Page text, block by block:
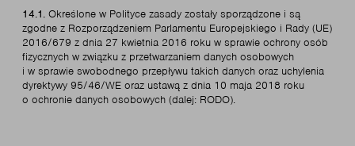
14.1. Określone w Polityce zasady zostały sporządzone i są
zgodne z Rozporządzeniem Parlamentu Europejskiego i Rady (UE)
2016/679 z dnia 27 kwietnia 2016 roku w sprawie ochrony osób
fizycznych w związku z przetwarzaniem danych osobowych
i w sprawie swobodnego przepływu takich danych oraz uchylenia
dyrektywy 95/46/WE oraz ustawą z dnia 10 maja 2018 roku
o ochronie danych osobowych (dalej: RODO).